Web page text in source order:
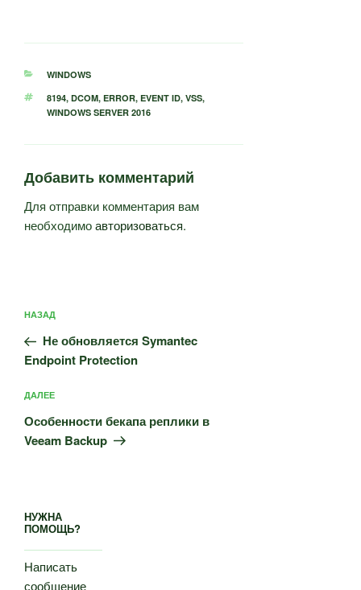
РУБРИКИ
WINDOWS
МЕТКИ
8194, DCOM, ERROR, EVENT ID, VSS,
WINDOWS SERVER 2016
Добавить комментарий
Для отправки комментария вам
необходимоавторизоваться.
по
записям
Предыдущая
запись:
НАЗАД
Не обновляется Symantec
Endpoint Protection
Следующая
запись
ДАЛЕЕ
Особенности бекапа реплики в
Veeam Backup
НУЖНА
ПОМОЩЬ?
Написать
сообщение